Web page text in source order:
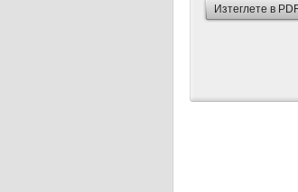
Изтеглете в